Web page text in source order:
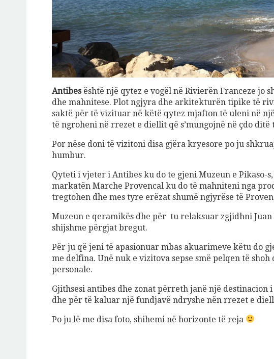
Antibesështë një qytez e vogël në Rivierën Franceze jo
dhe mahnitese. Plot ngjyra dhe arkitekturën tipike të
saktë për të vizituar në këtë qytez mjafton të uleni në
të ngroheni në rrezet e diellit që s’mungojnë në çdo ditë
Por nëse doni të vizitoni disa gjëra kryesore po ju
humbur.
Qyteti i vjeter i Antibes ku do te gjeni Muzeun e Pikaso-
markatën Marche Provencal ku do të mahniteni nga
tregtohen dhe mes tyre erëzat shumë ngjyrëse të
Muzeun e qeramikës dhe për tu relaksuar zgjidhni
shijshme përgjat bregut.
Për ju që jeni të apasionuar mbas akuarimeve këtu do
me delfina. Unë nuk e vizitova sepse smë pelqen të
personale.
Gjithsesi antibes dhe zonat përreth janë një
dhe për të kaluar një fundjavë ndryshe nën rrezet e
Po ju lë me disa foto, shihemi në horizonte të reja